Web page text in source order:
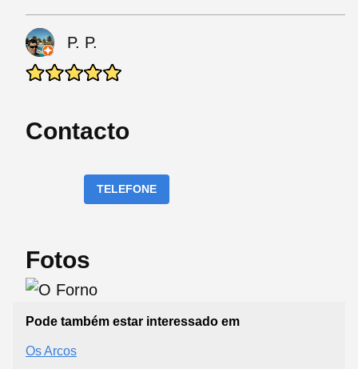
P. P.
Contacto
TELEFONE
Fotos
Pode também estar interessado em
Os Arcos